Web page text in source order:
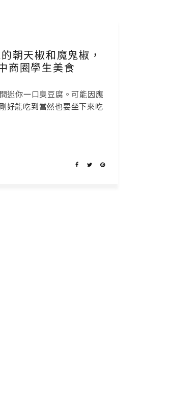
朝天椒和魔鬼椒，
商圈學生美食
迷你一口臭豆腐。可能因應
好能吃到當然也要坐下來吃